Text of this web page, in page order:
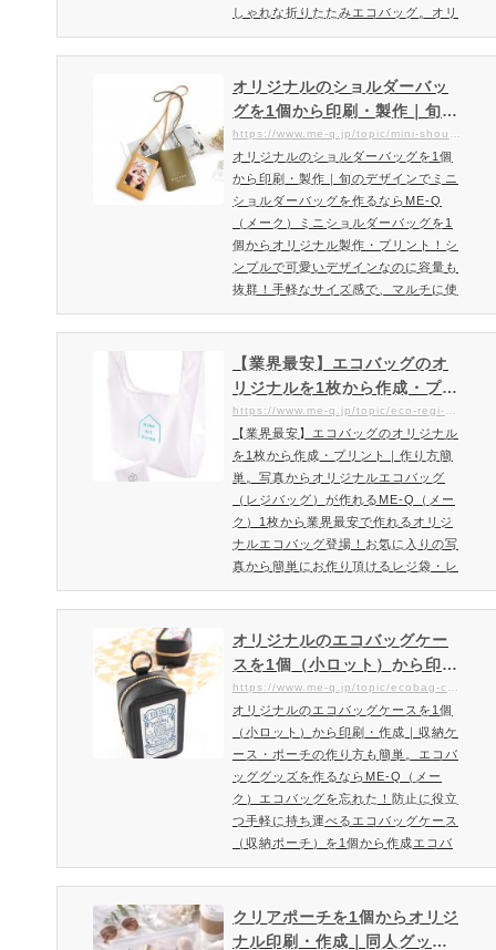
しゃれな折りたたみエコバッグ。オリ
ジナルで1個から作れるエコバッグを
制作しよう！エコバッグはどんなタイ
プがちょうど良いのか悩んでおられる
方も多いかと思います。そこで今日の
記事ではME-Qでおひとつから作成で
ーパーなど一部で取り入れら…
オリジナルのショルダーバッ
グを1個から印刷・製作｜旬の
デザインでミニショルダーバ
ッグを作るならME-Q（メー
ク）
https://www.me-q.jp/topic/mini-shoulderbag
オリジナルのショルダーバッグを1個
から印刷・製作｜旬のデザインでミニ
ショルダーバッグを作るならME-Q
（メーク）ミニショルダーバッグを1
個からオリジナル製作・プリント！シ
ンプルで可愛いデザインなのに容量も
抜群！手軽なサイズ感で、マルチに使
いこなせるミニショルダーバッグが登
場！PUレザーが惹き立つミニバッグ
ちょっとしたお出かけにも最適なシン
プルで可愛い、お洒落なミニショルダ
ーバッグを1個からオリジナルで作れ
やコスメ系などなど小物収納も◎…
【業界最安】エコバッグのオ
リジナルを1枚から作成・プリ
ント｜作り方簡単。写真から
オリジナルエコバッグ（レジ
バッグ）が作れるME-Q（メー
ク）
https://www.me-q.jp/topic/eco-regi-bag
【業界最安】エコバッグのオリジナル
を1枚から作成・プリント｜作り方簡
単。写真からオリジナルエコバッグ
（レジバッグ）が作れるME-Q（メー
ク）1枚から業界最安で作れるオリジ
ナルエコバッグ登場！お気に入りの写
真から簡単にお作り頂けるレジ袋・レ
ジバッグとして人気のオリジナルエコ
バッグ使いやすさと収納力・強度・デ
ザインにこだわったポリエステル素材
のオリジナルで作れるエコバッグME-
Qで提供させて頂くオリジナルエコバ
たのデザインエコバッグです。…
オリジナルのエコバッグケー
スを1個（小ロット）から印
刷・作成｜収納ケース・ポー
チの作り方も簡単。エコバッ
ググッズを作るならME-Q（メ
ーク）
https://www.me-q.jp/topic/ecobag-case
オリジナルのエコバッグケースを1個
（小ロット）から印刷・作成｜収納ケ
ース・ポーチの作り方も簡単。エコバ
ッググッズを作るならME-Q（メー
ク）エコバッグを忘れた！防止に役立
つ手軽に持ち運べるエコバッグケース
（収納ポーチ）を1個から作成エコバ
ッグはもちろん、AirPodsやキーケー
ス・コスメ系など小物収納にも便利な
エコバッグケース（収納ポーチ）つい
忘れがちにるエコバッグ。そんな悩み
クリアポーチを1個からオリジ
ナル印刷・作成｜同人グッ